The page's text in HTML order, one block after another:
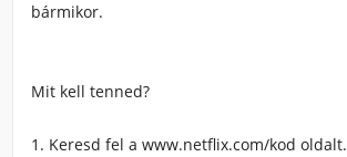
bármikor.
Mit kell tenned?
1. Keresd fel a www.netflix.com/kod oldalt.